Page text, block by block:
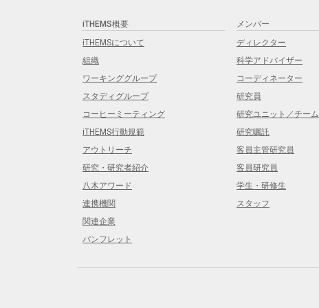
iTHEMS概要
iTHEMSについて
組織
ワーキンググループ
スタディグループ
コーヒーミーティング
iTHEMS行動規範
アウトリーチ
研究・研究者紹介
八木アワード
連携機関
関連企業
パンフレット
メンバー
ディレクター
科学アドバイザー
コーディネーター
研究員
研究ユニット／チーム
研究嘱託
客員主管研究員
客員研究員
学生・研修生
スタッフ